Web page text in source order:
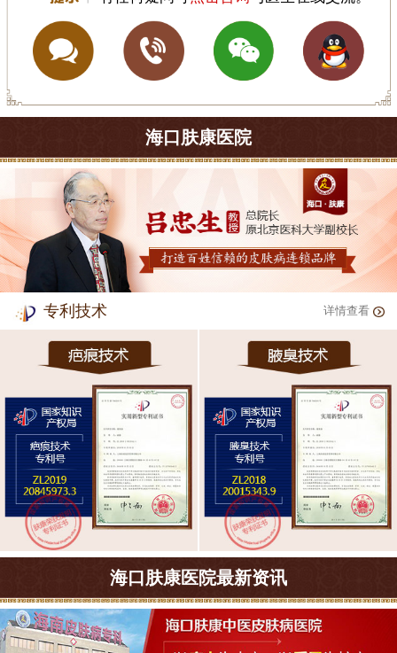
海口肤康医院
专利技术 详情查看
海口肤康医院最新资讯